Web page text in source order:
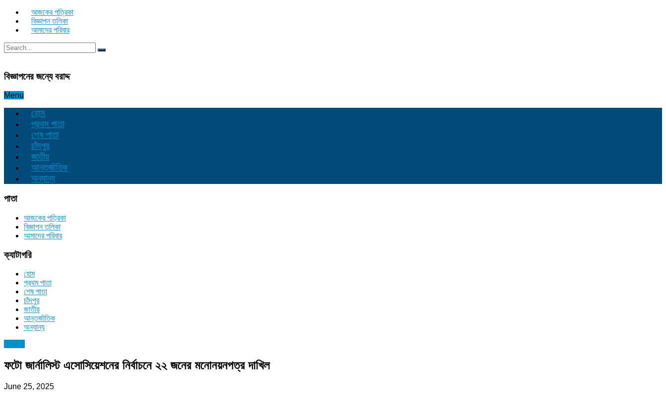
আজকের পত্রিকা
বিজ্ঞাপন তলিকা
আমাদের পরিবার
বিজ্ঞাপনের জন্যে বরাদ্দ
Menu
হোম
প্রথম পাতা
শেষ পাতা
চাঁদপুর
জাতীয়
আন্তর্জাতিক
অন্যান্য
পাতা
আজকের পত্রিকা
বিজ্ঞাপন তলিকা
আমাদের পরিবার
ক্যাটাগরি
হোম
প্রথম পাতা
শেষ পাতা
চাঁদপুর
জাতীয়
আন্তর্জাতিক
অন্যান্য
ফটো জার্নালিস্ট এসোসিয়েশনের নির্বাচনে ২২ জনের মনোনয়নপত্র দাখিল
June 25, 2025